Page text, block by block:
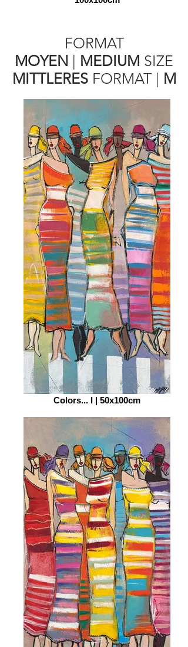
FORMAT
MOYEN | MEDIUM SIZE
MITTLERES FORMAT | M
Colors... I | 50x100cm